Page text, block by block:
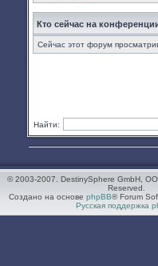
Кто сейчас на
Сейчас этот форум
Найти:
© 2003-2007. DestinySphere GmbH,
Reserved.
Создано на основе phpBB® Forum
Русская поддержка